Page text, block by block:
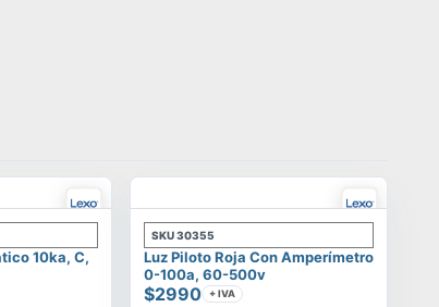
10ka, C,
SKU30355
Luz Piloto Roja Con Amperímetro
0-100a, 60-500v
$2990 + IVA